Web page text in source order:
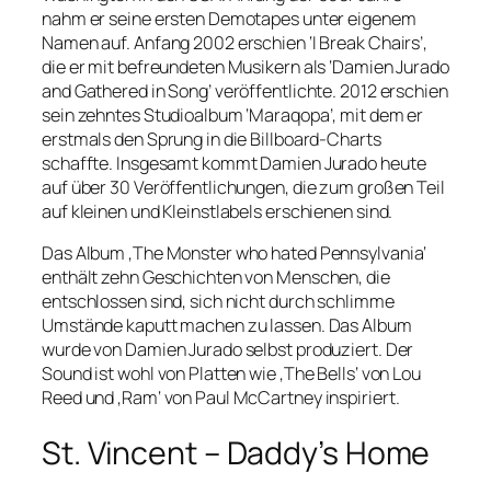
nahm er seine ersten Demotapes unter eigenem
Namen auf. Anfang 2002 erschien ‘I Break Chairs’,
die er mit befreundeten Musikern als ‘Damien Jurado
and Gathered in Song’ veröffentlichte. 2012 erschien
sein zehntes Studioalbum ‘Maraqopa’, mit dem er
erstmals den Sprung in die Billboard-Charts
schaffte. Insgesamt kommt Damien Jurado heute
auf über 30 Veröffentlichungen, die zum großen Teil
auf kleinen und Kleinstlabels erschienen sind.
Das Album ‚The Monster who hated Pennsylvania‘
enthält zehn Geschichten von Menschen, die
entschlossen sind, sich nicht durch schlimme
Umstände kaputt machen zu lassen. Das Album
wurde von Damien Jurado selbst produziert. Der
Sound ist wohl von Platten wie ‚The Bells‘ von Lou
Reed und ‚Ram‘ von Paul McCartney inspiriert.
St. Vincent – Daddy’s Home